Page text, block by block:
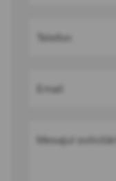
Telefon
Email
Mesajul solicitării